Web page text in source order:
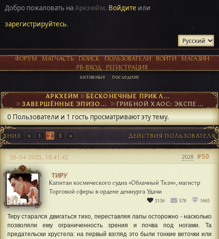
Добро пожаловать наАркхейм. Войдите или
зарегистрируйтесь.
ФОРУМ МАТЧАСТЬ ПОИСК ПОЛЬЗОВАТЕЛИ ВОЙТИ
МАГАЗИН
PR-ВХОД
РЕГИСТРАЦИЯ
активные последние
АРКХЕЙМ► БЕСКОНЕЧНЫЕ ПРИКЛЮЧЕНИЯ
► ЗАВЕРШЁННЫЕ ЭПИЗОДЫ ► ГРИБНОЙ ХАОС: ЭКСПЕДИЦИЯ
0 Пользователи и 1 гость просматривают эту тему.
ВНИЗ 1 2 3 ДЕЙСТВИЯ ПОЛЬЗОВАТЕЛЯ
ТИРУ
Капитан космического судна «Облачный Ткач», магистр
Торговой сферы в ордене демиурга Удачи
2136 578 1665
#50
26-04-2025, 18:41:42 2028
Тиру старался двигаться тихо, переставляя лапы осторожно - насколько
позволяли ему ограниченность зрения и почва под ногами. Та
предательски хрустела: на первый взгляд это были тонкие веточки или